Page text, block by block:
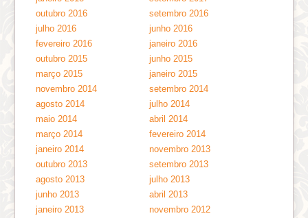
outubro 2016
setembro 2016
julho 2016
junho 2016
fevereiro 2016
janeiro 2016
outubro 2015
junho 2015
março 2015
janeiro 2015
novembro 2014
setembro 2014
agosto 2014
julho 2014
maio 2014
abril 2014
março 2014
fevereiro 2014
janeiro 2014
novembro 2013
outubro 2013
setembro 2013
agosto 2013
julho 2013
junho 2013
abril 2013
janeiro 2013
novembro 2012